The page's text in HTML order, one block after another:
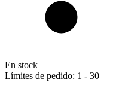
En stock
Límites de pedido: 1 - 30